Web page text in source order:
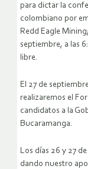
para dictar la
colombiano por
Redd Eagle
septiembre, a las
libre.
El 27 de
realizaremos el
candidatos a la
Bucaramanga.
Los días 26 y 27
dando nuestro